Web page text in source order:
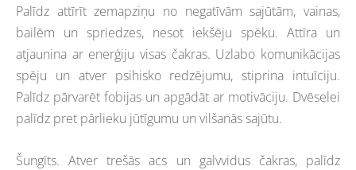
Palīdz attīrīt zemapziņu no negatīvām sajūtām, vainas,
bailēm un spriedzes, nesot iekšēju spēku. Attīra un
atjaunina ar enerģiju visas čakras. Uzlabo komunikācijas
spēju un atver psihisko redzējumu, stiprina intuīciju.
Palīdz pārvarēt fobijas un apgādāt ar motivāciju. Dvēselei
palīdz pret pārlieku jūtīgumu un vilšanās sajūtu.
Šungīts. Atver trešās acs un galvvidus čakras, palīdz